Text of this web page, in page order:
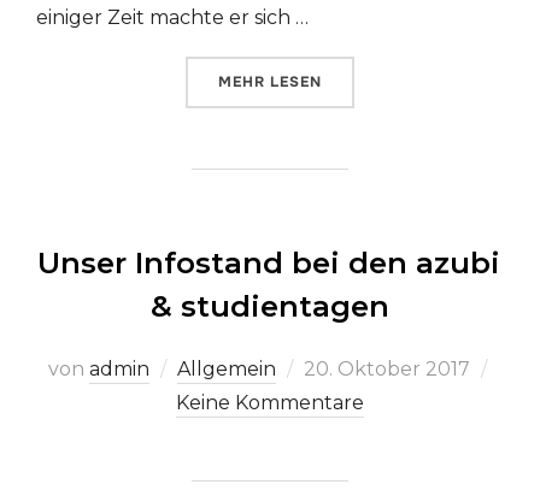
einiger Zeit machte er sich …
MEHR ÜBER „UND VON TANGER
LESEN
Unser Infostand bei den azubi
& studientagen
von admin Allgemein
Veröffentlicht
am
20. Oktober 2017
Keine Kommentare